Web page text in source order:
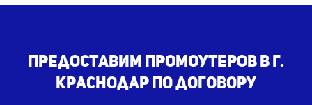
Предоставим промоутеров в г.
Краснодар по договору